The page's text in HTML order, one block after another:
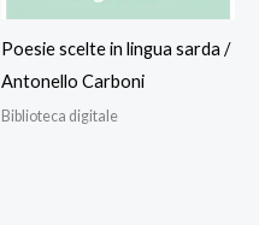
Poesie scelte in lingua sarda /
Antonello Carboni
Biblioteca digitale